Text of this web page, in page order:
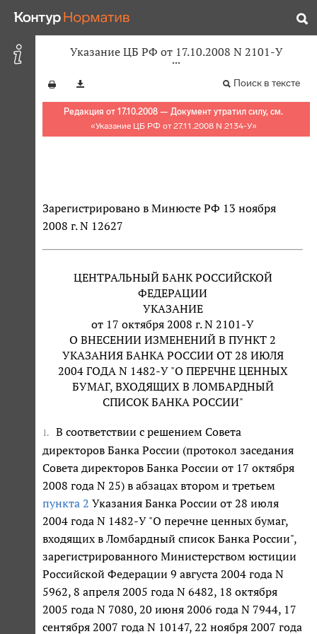
Указание ЦБ РФ от 17.10.2008 N 2101-У
Поиск в тексте
Редакция от 17.10.2008 — Документ утратил силу, см.
«Указание ЦБ РФ от 27.11.2008 N 2134-У»
Зарегистрировано в Минюсте РФ 13 ноября
2008 г. N 12627
ЦЕНТРАЛЬНЫЙ БАНК РОССИЙСКОЙ
ФЕДЕРАЦИИ
УКАЗАНИЕ
от 17 октября 2008 г. N 2101-У
О ВНЕСЕНИИ ИЗМЕНЕНИЙ В ПУНКТ 2
УКАЗАНИЯ БАНКА РОССИИ ОТ 28 ИЮЛЯ
2004 ГОДА N 1482-У "О ПЕРЕЧНЕ ЦЕННЫХ
БУМАГ, ВХОДЯЩИХ В ЛОМБАРДНЫЙ
СПИСОК БАНКА РОССИИ"
1.
В соответствии с решением Совета
директоров Банка России (протокол заседания
Совета директоров Банка России от 17 октября
2008 года N 25) в абзацах втором и третьем
пункта 2 Указания Банка России от 28 июля
2004 года N 1482-У "О перечне ценных бумаг,
входящих в Ломбардный список Банка России",
зарегистрированного Министерством юстиции
Российской Федерации 9 августа 2004 года N
5962, 8 апреля 2005 года N 6482, 18 октября
2005 года N 7080, 20 июня 2006 года N 7944, 17
сентября 2007 года N 10147, 22 ноября 2007 года